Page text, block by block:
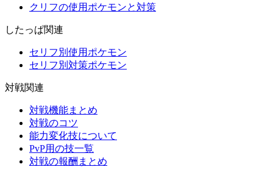
クリフの使用ポケモンと対策
したっぱ関連
セリフ別使用ポケモン
セリフ別対策ポケモン
対戦関連
対戦機能まとめ
対戦のコツ
能力変化技について
PvP用の技一覧
対戦の報酬まとめ